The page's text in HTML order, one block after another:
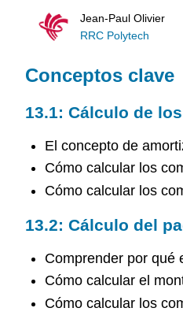
Jean-Paul Olivier
RRC Polytech
Conceptos clave
13.1: Cálculo de
El concepto de
Cómo calcular los
Cómo calcular los
13.2: Cálculo del
Comprender por qué
Cómo calcular el
Cómo calcular los